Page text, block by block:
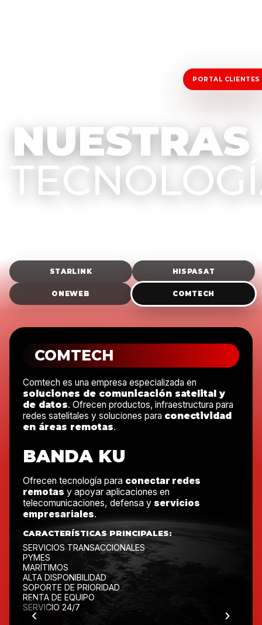
PORTAL CLIENTES
NUESTRAS
STARLINK HISPASAT
ONEWEB COMTECH
‹
COMTECH
Comtech es una empresa especializada en
soluciones de comunicación satelital y
de datos. Ofrecen productos, infraestructura para
redes satelitales y soluciones para conectividad
en áreas remotas.
BANDA KU
Ofrecen tecnología para conectar redes
remotas y apoyar aplicaciones en
telecomunicaciones, defensa y servicios
empresariales.
CARACTERÍSTICAS PRINCIPALES:
SERVICIOS TRANSACCIONALES
PYMES
MARÍTIMOS
ALTA DISPONIBILIDAD
SOPORTE DE PRIORIDAD
RENTA DE EQUIPO
SERVICIO 24/7
›